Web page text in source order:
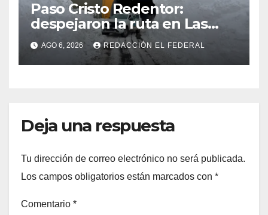
Paso Cristo Redentor:
despejaron la ruta en Las
Cuevas antes de otro
temporal con unos 1.500
camiones varados
AGO 6, 2026 REDACCIÓN EL FEDERAL
Deja una respuesta
Tu dirección de correo electrónico no será publicada.
Los campos obligatorios están marcados con *
Comentario *